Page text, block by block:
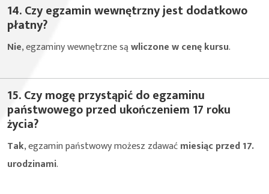
14. Czy egzamin wewnętrzny jest dodatkowo
płatny?
Nie, egzaminy wewnętrzne sąwliczone w cenę kursu.
15. Czy mogę przystąpić do egzaminu
państwowego przed ukończeniem 17 roku
życia?
Tak, egzamin państwowy możesz zdawaćmiesiąc przed 17.
urodzinami.